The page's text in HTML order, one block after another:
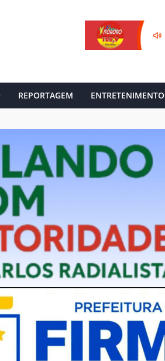
REPORTAGEM ENTRETENIMENTO